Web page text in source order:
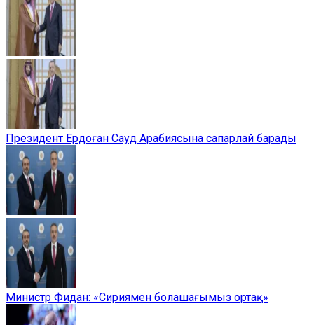
Президент Ердоған Сауд Арабиясына сапарлай барады
Министр Фидан: «Сириямен болашағымыз ортақ»